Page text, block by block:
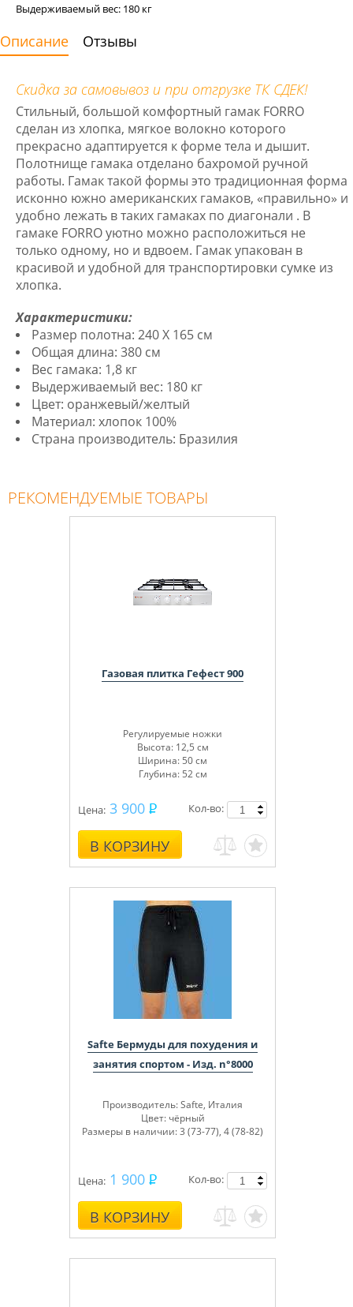
Выдерживаемый вес: 180 кг
Описание Отзывы
Скидка за самовывоз и при отгрузке ТК СДЕК!
Стильный, большой комфортный гамак FORRO
сделан из хлопка, мягкое волокно которого
прекрасно адаптируется к форме тела и дышит.
Полотнище гамака отделано бахромой ручной
работы. Гамак такой формы это традиционная форма
исконно южно американских гамаков, «правильно» и
удобно лежать в таких гамаках по диагонали . В
гамаке FORRO уютно можно расположиться не
только одному, но и вдвоем. Гамак упакован в
красивой и удобной для транспортировки сумке из
хлопка.
Характеристики:
Размер полотна: 240 X 165 см
Общая длина: 380 см
Вес гамака: 1,8 кг
Выдерживаемый вес: 180 кг
Цвет: оранжевый/желтый
Материал: хлопок 100%
Страна производитель: Бразилия
РЕКОМЕНДУЕМЫЕ ТОВАРЫ
Газовая плитка Гефест 900
Регулируемые ножки
Высота: 12,5 см
Ширина: 50 см
Глубина: 52 см
Цена: 3 900
В КОРЗИНУ
Кол-во:
Safte Бермуды для похудения и
занятия спортом - Изд. n°8000
Производитель: Safte, Италия
Цвет:чёрный
Размеры в наличии:3 (73-77), 4 (78-82)
Цена: 1 900
В КОРЗИНУ
Кол-во: